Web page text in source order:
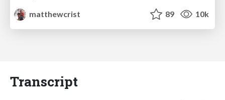
matthewcrist
89 10k
Transcript